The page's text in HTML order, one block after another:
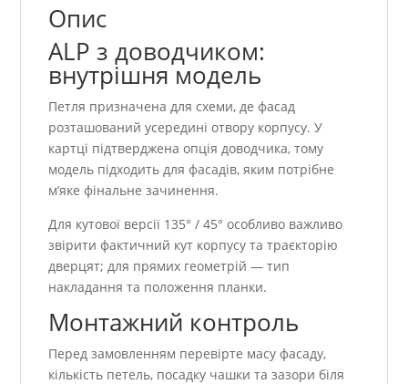
Опис
ALP з доводчиком:
внутрішня модель
Петля призначена для схеми, де фасад
розташований усередині отвору корпусу. У
картці підтверджена опція доводчика, тому
модель підходить для фасадів, яким потрібне
м’яке фінальне зачинення.
Для кутової версії 135° / 45° особливо важливо
звірити фактичний кут корпусу та траєкторію
дверцят; для прямих геометрій — тип
накладання та положення планки.
Монтажний контроль
Перед замовленням перевірте масу фасаду,
кількість петель, посадку чашки та зазори біля